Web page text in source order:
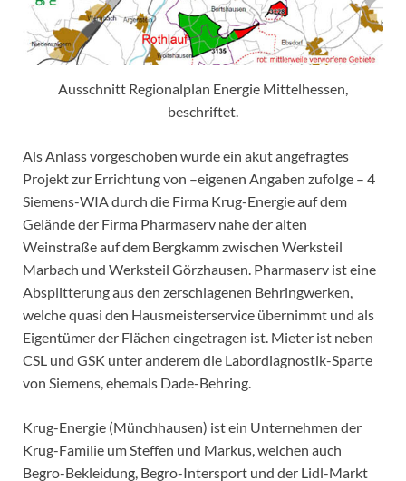
Ausschnitt Regionalplan Energie Mittelhessen,
beschriftet.
Als Anlass vorgeschoben wurde ein akut angefragtes
Projekt zur Errichtung von –eigenen Angaben zufolge – 4
Siemens-WIA durch die Firma Krug-Energie auf dem
Gelände der Firma Pharmaserv nahe der alten
Weinstraße auf dem Bergkamm zwischen Werksteil
Marbach und Werksteil Görzhausen. Pharmaserv ist eine
Absplitterung aus den zerschlagenen Behringwerken,
welche quasi den Hausmeisterservice übernimmt und als
Eigentümer der Flächen eingetragen ist. Mieter ist neben
CSL und GSK unter anderem die Labordiagnostik-Sparte
von Siemens, ehemals Dade-Behring.
Krug-Energie (Münchhausen) ist ein Unternehmen der
Krug-Familie um Steffen und Markus, welchen auch
Begro-Bekleidung, Begro-Intersport und der Lidl-Markt